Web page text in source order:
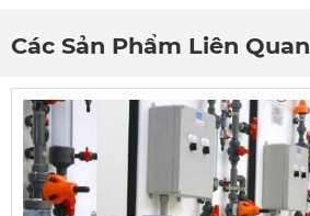
Các Sản Phẩm Liên Quan